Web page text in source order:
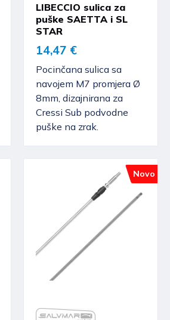
LIBECCIO sulica za
puške SAETTA i SL
STAR
14,47 €
Pocinčana sulica sa
navojem M7 promjera Ø
8mm, dizajnirana za
Cressi Sub podvodne
puške na zrak.
Novo